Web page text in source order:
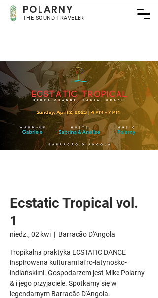
POLARNY
THE SOUND TRAVELER
Ecstatic Tropical vol.
1
niedz., 02 kwi
  |
Barracão D'Angola
Tropikalna praktyka ECSTATIC DANCE
inspirowana kulturami afro-latynosko-
indiańskimi. Gospodarzem jest Mike Polarny
& i jego przyjaciele. Spotkamy się w
legendarnym Barracão D'Angola.